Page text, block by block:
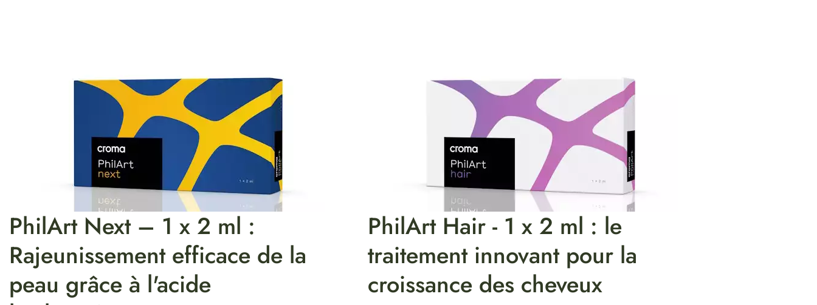
PhilArt Next – 1 x 2 ml :
Rajeunissement efficace de la
peau grâce à l'acide
PhilArt Hair - 1 x 2 ml : le
traitement innovant pour la
croissance des cheveux